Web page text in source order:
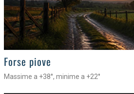
>
Forse piove
Massime a +38°, minime a +22°